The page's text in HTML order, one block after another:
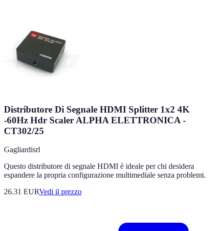
Distributore Di Segnale HDMI Splitter 1x2 4K
-60Hz Hdr Scaler ALPHA ELETTRONICA -
CT302/25
Gagliardisrl
Questo distributore di segnale HDMI è ideale per chi desidera
espandere la propria configurazione multimediale senza problemi.
26.31 EURVedi il prezzo